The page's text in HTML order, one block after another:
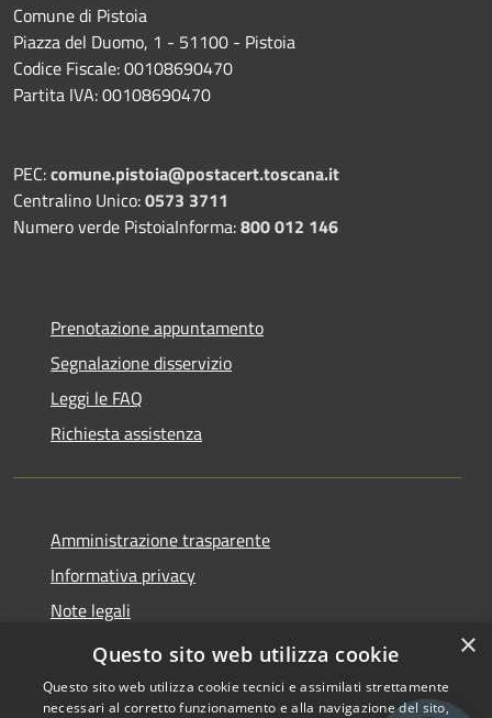
Comune di Pistoia
Piazza del Duomo, 1 - 51100 - Pistoia
Codice Fiscale: 00108690470
Partita IVA: 00108690470
PEC:comune.pistoia@postacert.toscana.it
Centralino Unico:0573 3711
Numero verde PistoiaInforma:800 012 146
Prenotazione appuntamento
Segnalazione disservizio
Leggi le FAQ
Richiesta assistenza
Amministrazione trasparente
Informativa privacy
Note legali
Dichiarazione di accessibilità
×
Questo sito web utilizza cookie
Questo sito web utilizza cookie tecnici e assimilati strettamente
necessari al corretto funzionamento e alla navigazione del sito,